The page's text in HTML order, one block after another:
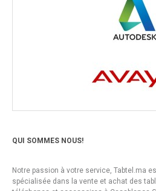
QUI SOMMES NOUS!
Notre passion à votre service, Tabtel.ma
spécialisée dans la vente et achat des